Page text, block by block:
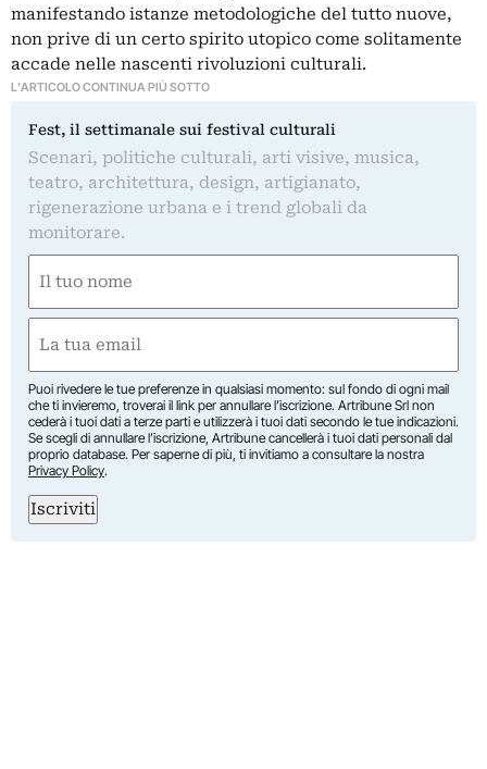
manifestando istanze metodologiche del tutto nuove,
non prive di un certo spirito utopico come solitamente
accade nelle nascenti rivoluzioni culturali.
L'ARTICOLO CONTINUA PIÙ SOTTO
Fest, il settimanale sui festival culturali
Scenari, politiche culturali, arti visive, musica,
teatro, architettura, design, artigianato,
rigenerazione urbana e i trend globali da
monitorare.
(Obbligatorio)
Nome
(Obbligatorio)
Puoi rivedere le tue preferenze in qualsiasi momento: sul fondo di ogni mail
che ti invieremo, troverai il link per annullare l’iscrizione. Artribune Srl non
cederà i tuoi dati a terze parti e utilizzerà i tuoi dati secondo le tue indicazioni.
Se scegli di annullare l’iscrizione, Artribune cancellerà i tuoi dati personali dal
proprio database. Per saperne di più, ti invitiamo a consultare la nostra
Privacy Policy.
Iscriviti